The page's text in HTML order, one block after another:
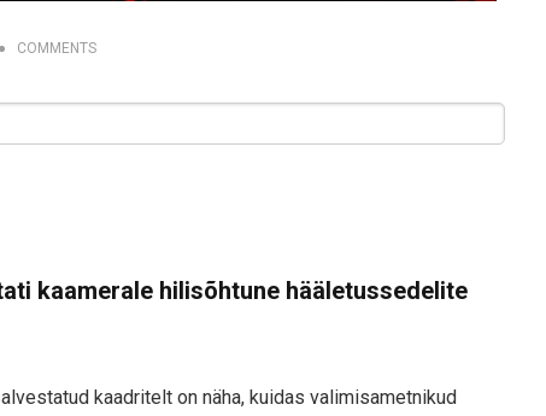
COMMENTS
kaamerale hilisõhtune hääletussedelite
kaadritelt on näha, kuidas valimisametnikud